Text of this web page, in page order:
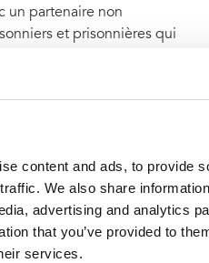
content and ads, to provide
We also share
advertising and analytics
that you’ve provided to
services.
un partenaire non
et prisonnières qui
lors de leur dernière
prisonniers et prisonnières
dirigés par les